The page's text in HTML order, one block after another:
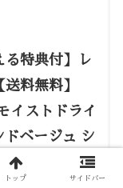
る特典付】レ
料無料】
イストドライ
ベージュ シ
トップ サイドバー